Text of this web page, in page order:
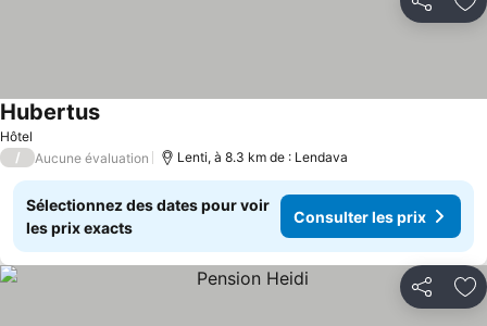
Partager
Hôtel
Hubertus
/ Aucune évaluation Lenti, à 8.3 km de : Lendava
Sélectionnez des dates pour voir
les prix exacts
Consulter les prix
Partager